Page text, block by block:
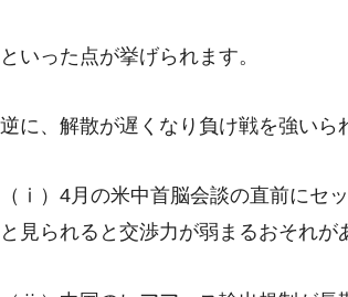
といった点が挙げられます。
逆に、解散が遅くなり負け戦を強い
（ⅰ）4月の米中首脳会談の直前にセ
と見られると交渉力が弱まるおそれが